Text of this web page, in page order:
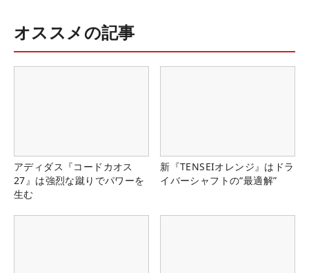
オススメの記事
アディダス『コードカオス
27』は強烈な蹴りでパワーを
生む
新『TENSEIオレンジ』はドラ
イバーシャフトの“最適解”